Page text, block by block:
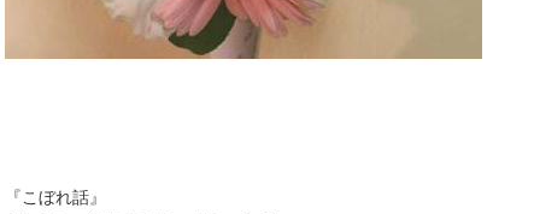
『こぼれ話』